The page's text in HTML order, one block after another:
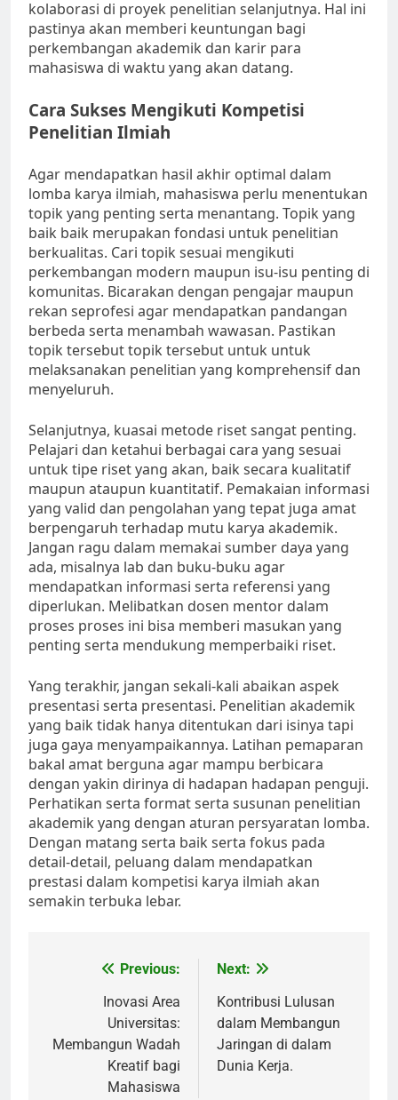
kolaborasi di proyek penelitian selanjutnya. Hal ini
pastinya akan memberi keuntungan bagi
perkembangan akademik dan karir para
mahasiswa di waktu yang akan datang.
Cara Sukses Mengikuti Kompetisi
Penelitian Ilmiah
Agar mendapatkan hasil akhir optimal dalam
lomba karya ilmiah, mahasiswa perlu menentukan
topik yang penting serta menantang. Topik yang
baik baik merupakan fondasi untuk penelitian
berkualitas. Cari topik sesuai mengikuti
perkembangan modern maupun isu-isu penting di
komunitas. Bicarakan dengan pengajar maupun
rekan seprofesi agar mendapatkan pandangan
berbeda serta menambah wawasan. Pastikan
topik tersebut topik tersebut untuk untuk
melaksanakan penelitian yang komprehensif dan
menyeluruh.
Selanjutnya, kuasai metode riset sangat penting.
Pelajari dan ketahui berbagai cara yang sesuai
untuk tipe riset yang akan, baik secara kualitatif
maupun ataupun kuantitatif. Pemakaian informasi
yang valid dan pengolahan yang tepat juga amat
berpengaruh terhadap mutu karya akademik.
Jangan ragu dalam memakai sumber daya yang
ada, misalnya lab dan buku-buku agar
mendapatkan informasi serta referensi yang
diperlukan. Melibatkan dosen mentor dalam
proses proses ini bisa memberi masukan yang
penting serta mendukung memperbaiki riset.
Yang terakhir, jangan sekali-kali abaikan aspek
presentasi serta presentasi. Penelitian akademik
yang baik tidak hanya ditentukan dari isinya tapi
juga gaya menyampaikannya. Latihan pemaparan
bakal amat berguna agar mampu berbicara
dengan yakin dirinya di hadapan hadapan penguji.
Perhatikan serta format serta susunan penelitian
akademik yang dengan aturan persyaratan lomba.
Dengan matang serta baik serta fokus pada
detail-detail, peluang dalam mendapatkan
prestasi dalam kompetisi karya ilmiah akan
semakin terbuka lebar.
navigation
Previous:
Inovasi Area
Universitas:
Membangun Wadah
Kreatif bagi
Mahasiswa
Next:
Kontribusi Lulusan
dalam Membangun
Jaringan di dalam
Dunia Kerja.